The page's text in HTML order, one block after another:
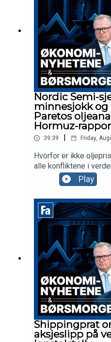
Nordic Semi-
minnesjokk og
Paretos
Hormuz-
39:39 | Friday,
Hvorfor er ikke
alle konfliktene i
skaper
teknologibransjen? Vi
konsernsjef Vegard
Semiconductor og
Erik Kristiansen.
Play
Shippingprat
aksjeslipp på